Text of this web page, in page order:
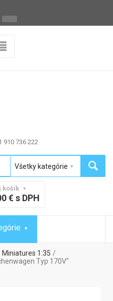
910 736 222
košík
€ s DPH
Miniatures 1:35
Typ 170V"